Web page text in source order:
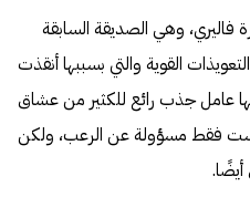
فاليري، وهي الصديقة السابقة
القوية والتي بسببها أنقذت
لها عامل جذب رائع للكثير من عشاق
فقط مسؤولة عن الرعب، ولكن